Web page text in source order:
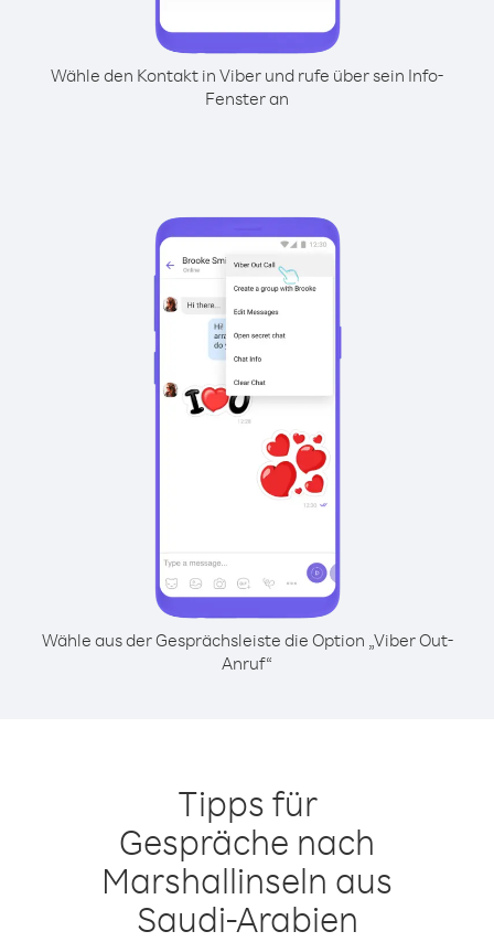
Wähle den Kontakt in Viber und rufe über sein Info-
Fenster an
Wähle aus der Gesprächsleiste die Option „Viber Out-
Anruf“
Tipps für
Gespräche nach
Marshallinseln aus
Saudi-Arabien